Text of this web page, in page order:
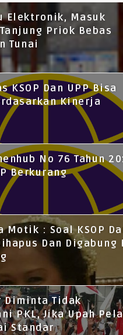
Elektronik, Masuk
Priok Bebas
Tunai
KSOP Dan UPP Bisa
Kinerja
No 76 Tahun
Berkurang
Motik : Soal KSOP
Dan Digabung
Diminta Tidak
PKL, Jika Upah
Standar